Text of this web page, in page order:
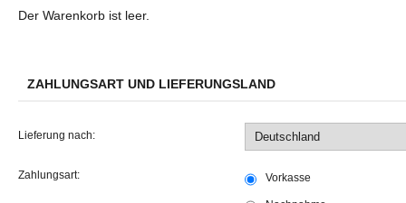
Der Warenkorb ist leer.
ZAHLUNGSART UND LIEFERUNGSLAND
Lieferung nach:
Zahlungsart: Vorkasse